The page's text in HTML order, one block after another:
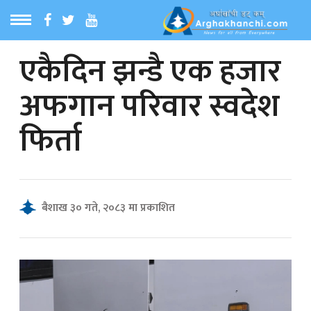
MENU
समाचार
समाचार
एकैदिन झन्डै एक हजार
अफगान परिवार स्वदेश
फिर्ता
बैशाख ३० गते, २०८३ मा प्रकाशित